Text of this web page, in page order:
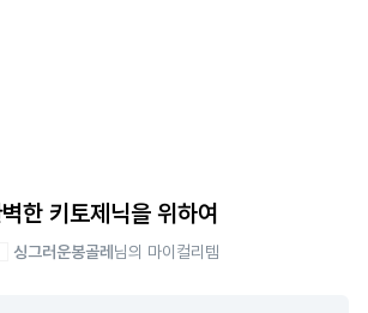
한 키토제닉을 위하여
싱그러운봉골레 님의 마이컬리템